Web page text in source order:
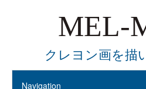
MEL-
クレヨン画を描